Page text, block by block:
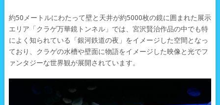
約50メートルにわたって壁と天井が約5000枚の鏡に囲まれた展示
エリア「クラゲ万華鏡トンネル」では、宮沢賢治作品の中でも特
によく知られている「銀河鉄道の夜」をイメージした空間となっ
ており、クラゲの水槽や壁面に物語をイメージした映像と光でフ
ァンタジーな世界観が展開されています。